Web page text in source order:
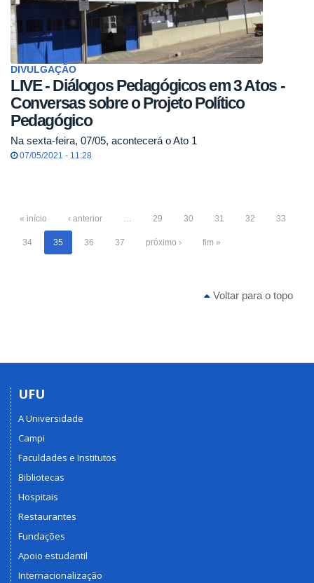
DIVULGAÇÃO
LIVE - Diálogos Pedagógicos em 3 Atos -
Conversas sobre o Projeto Político
Pedagógico
Na sexta-feira, 07/05, acontecerá o Ato 1
07/05/2021 - 11:28
« início ‹ anterior … 29 30 31 32 33
34 35 36 37 próximo › fim »
Voltar para o topo
UFU
A Universidade
Campi
Faculdades e Institutos
Bibliotecas
Hospitais
Restaurantes
Fundações
Apoio estudantil
Internacionalização